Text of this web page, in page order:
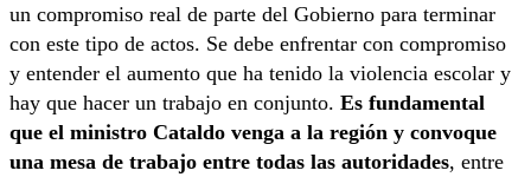
un compromiso real de parte del Gobierno para terminar
con este tipo de actos. Se debe enfrentar con compromiso
y entender el aumento que ha tenido la violencia escolar y
hay que hacer un trabajo en conjunto. Es fundamental
que el ministro Cataldo venga a la región y convoque
una mesa de trabajo entre todas las autoridades, entre